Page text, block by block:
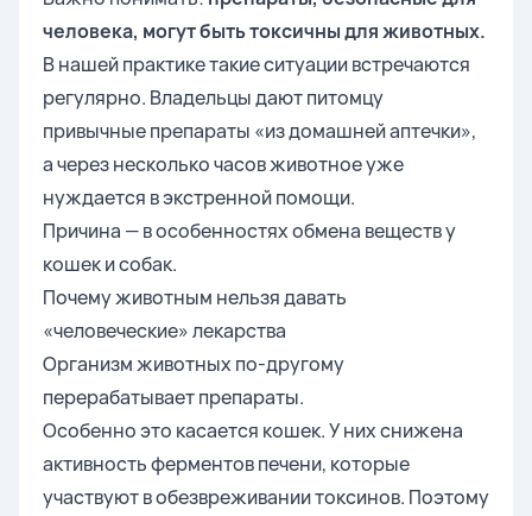
человека, могут быть токсичны для животных.
В нашей практике такие ситуации встречаются
регулярно. Владельцы дают питомцу
привычные препараты «из домашней аптечки»,
а через несколько часов животное уже
нуждается в экстренной помощи.
Причина — в особенностях обмена веществ у
кошек и собак.
Почему животным нельзя давать
«человеческие» лекарства
Организм животных по-другому
перерабатывает препараты.
Особенно это касается кошек. У них снижена
активность ферментов печени, которые
участвуют в обезвреживании токсинов. Поэтому